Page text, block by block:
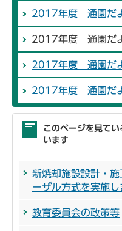
2017年度 通園だ
2017年度 通園だ
2017年度 通園だ
2017年度 通園だ
このページを見て
います
新焼却施設設計・
ーザル方式を実施し
教育委員会の政策等